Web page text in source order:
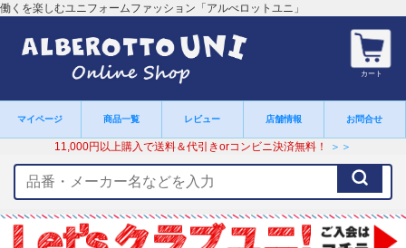
働くを楽しむユニフォームファッション「アルべロットユニ」
カート
マイページ 商品一覧 レビュー 店舗情報 お問合せ
11,000円以上購入で送料＆代引きorコンビニ決済無料！ ＞＞
ー
ワ